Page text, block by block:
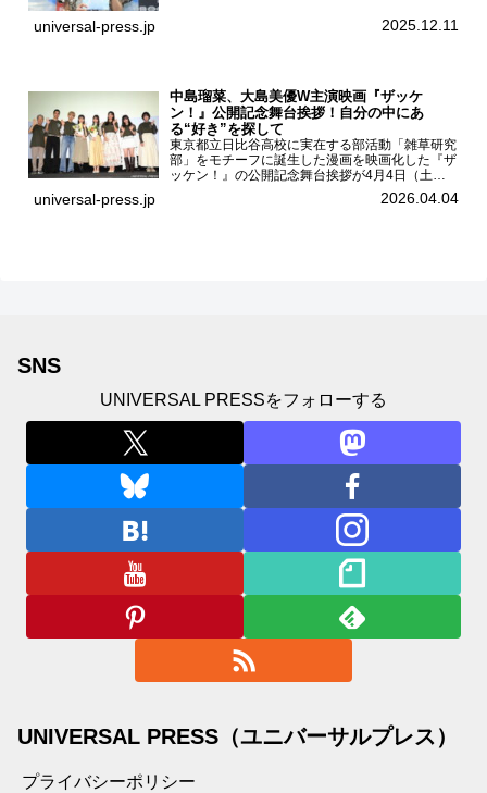
した。AKB48伊藤百花1stフォトブッ...
universal-press.jp 2025.12.11
中島瑠菜、大島美優W主演映画『ザッケ
ン！』公開記念舞台挨拶！自分の中にあ
る“好き”を探して
東京都立日比谷高校に実在する部活動「雑草研究
部」をモチーフに誕生した漫画を映画化した『ザ
ッケン！』の公開記念舞台挨拶が4月4日（土）
ユナイテッドシネマお台場で開催され、出演者の
中島瑠菜、大島美優、八神遼介（ICEx）、阿佐
universal-press.jp 2026.04.04
SNS
UNIVERSAL PRESSをフォローする
UNIVERSAL PRESS（ユニバーサルプレス）
プライバシーポリシー